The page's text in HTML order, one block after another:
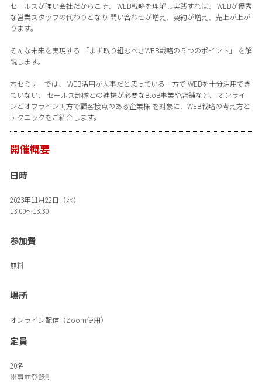
セールスが強い会社だからこそ、 WEB戦略を理解し実践すれば、 WEBが優秀
な営業スタッフの代わりとなり 問い合わせが増え、契約が増え、売上が上が
ります。
そんな未来を実現する 「まず取り組むべきWEB戦略の５つのポイント」 を解
説します。
本セミナーでは、 WEB活用が大事だと思っている一方で WEBを十分活用でき
ていない、 セールス部隊との連携が必要なBtoB事業や店舗など、 オンライ
ンとオフライン両方で顧客接点のある企業様 を対象に、WEB戦略の考え方と
テクニックをご紹介します。
開催概要
日時
2023年11月22日（水）
13:00～13:30
参加費
無料
場所
オンライン配信（Zoom使用）
定員
20名
※事前登録制